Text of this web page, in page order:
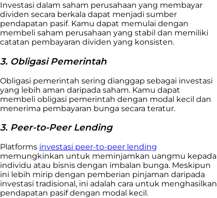
Investasi dalam saham perusahaan yang membayar
dividen secara berkala dapat menjadi sumber
pendapatan pasif. Kamu dapat memulai dengan
membeli saham perusahaan yang stabil dan memiliki
catatan pembayaran dividen yang konsisten.
3. Obligasi Pemerintah
Obligasi pemerintah sering dianggap sebagai investasi
yang lebih aman daripada saham. Kamu dapat
membeli obligasi pemerintah dengan modal kecil dan
menerima pembayaran bunga secara teratur.
3. Peer-to-Peer Lending
Platforms investasi peer-to-peer lending
memungkinkan untuk meminjamkan uangmu kepada
individu atau bisnis dengan imbalan bunga. Meskipun
ini lebih mirip dengan pemberian pinjaman daripada
investasi tradisional, ini adalah cara untuk menghasilkan
pendapatan pasif dengan modal kecil.